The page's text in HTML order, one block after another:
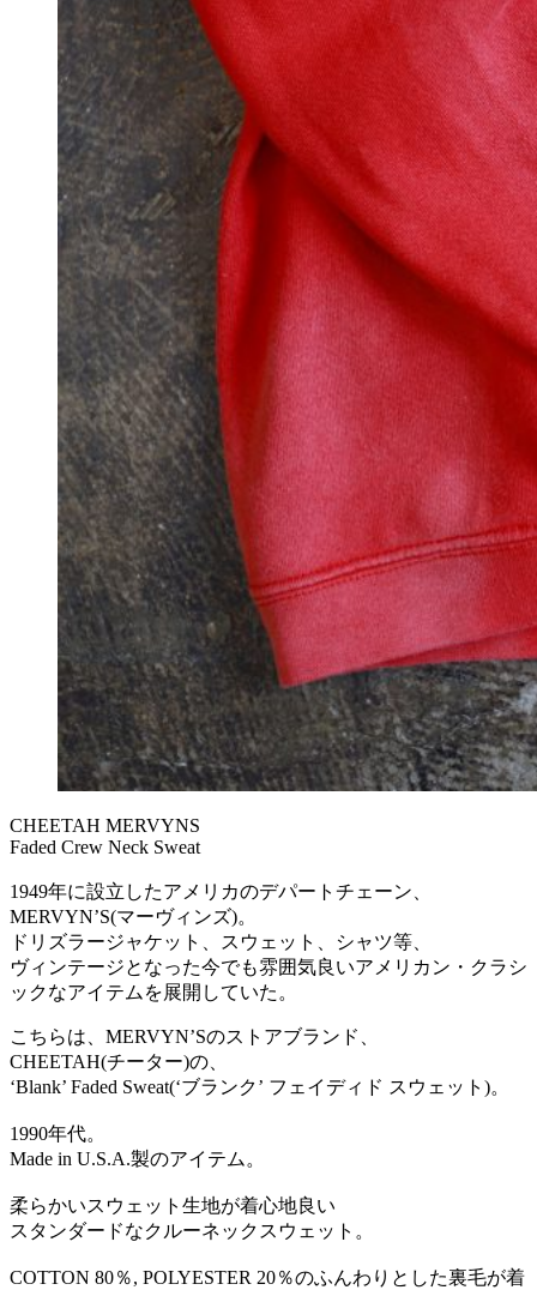
CHEETAH MERVYNS
Faded Crew Neck Sweat
1949年に設立したアメリカのデパートチェーン、
MERVYN’S(マーヴィンズ)。
ドリズラージャケット、スウェット、シャツ等、
ヴィンテージとなった今でも雰囲気良いアメリカン・クラシ
ックなアイテムを展開していた。
こちらは、MERVYN’Sのストアブランド、
CHEETAH(チーター)の、
‘Blank’ Faded Sweat(‘ブランク’ フェイディド スウェット)。
1990年代。
Made in U.S.A.製のアイテム。
柔らかいスウェット生地が着心地良い
スタンダードなクルーネックスウェット。
COTTON 80％, POLYESTER 20％のふんわりとした裏毛が着